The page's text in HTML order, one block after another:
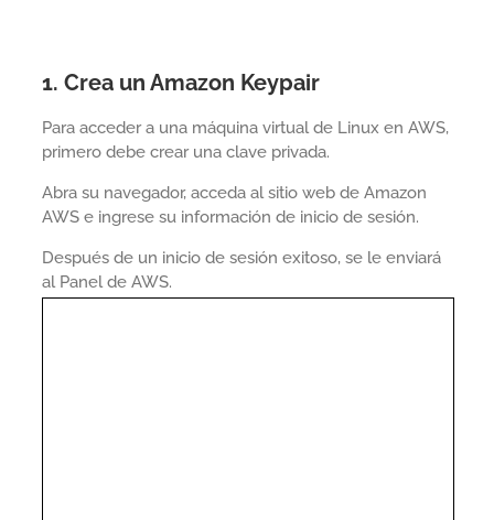
1. Crea un Amazon Keypair
Para acceder a una máquina virtual de Linux en AWS,
primero debe crear una clave privada.
Abra su navegador, acceda al sitio web de Amazon
AWS e ingrese su información de inicio de sesión.
Después de un inicio de sesión exitoso, se le enviará
al Panel de AWS.